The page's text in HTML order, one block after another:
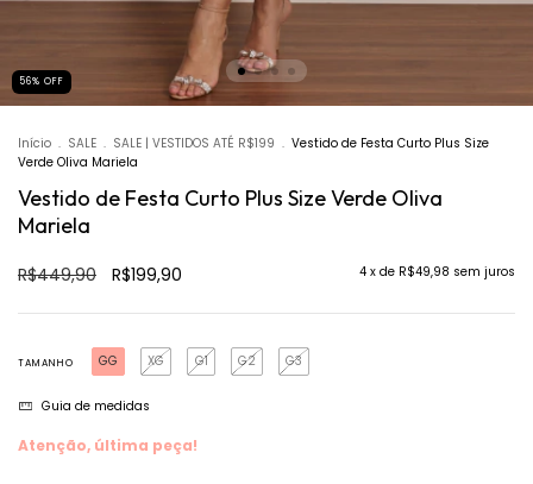
56% OFF
Início . SALE . SALE | VESTIDOS ATÉ R$199 . Vestido de Festa Curto Plus Size
Verde Oliva Mariela
Vestido de Festa Curto Plus Size Verde Oliva
Mariela
R$449,90 R$199,90 4 x de R$49,98 sem juros
TAMANHO GG XG G1 G2 G3
Guia de medidas
Atenção, última peça!